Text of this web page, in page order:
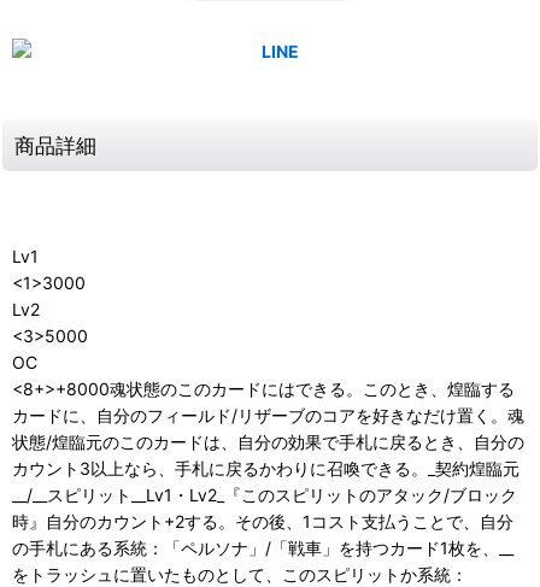
商品詳細
Lv1
<1>3000
Lv2
<3>5000
OC
<8+>+8000魂状態のこのカードにはできる。このとき、煌臨する
カードに、自分のフィールド/リザーブのコアを好きなだけ置く。魂
状態/煌臨元のこのカードは、自分の効果で手札に戻るとき、自分の
カウント3以上なら、手札に戻るかわりに召喚できる。_契約煌臨元
__/__スピリット__Lv1・Lv2_『このスピリットのアタック/ブロック
時』自分のカウント+2する。その後、1コスト支払うことで、自分
の手札にある系統：「ペルソナ」/「戦車」を持つカード1枚を、__
をトラッシュに置いたものとして、このスピリットか系統：